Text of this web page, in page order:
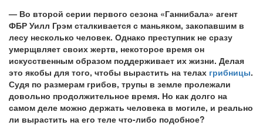
— Во второй серии первого сезона «Ганнибала» агент
ФБР Уилл Грэм сталкивается с маньяком, закопавшим в
лесу несколько человек. Однако преступник не сразу
умерщвляет своих жертв, некоторое время он
искусственным образом поддерживает их жизни. Делая
это якобы для того, чтобы вырастить на телах грибницы.
Судя по размерам грибов, трупы в земле пролежали
довольно продолжительное время. Но как долго на
самом деле можно держать человека в могиле, и реально
ли вырастить на его теле что-либо подобное?